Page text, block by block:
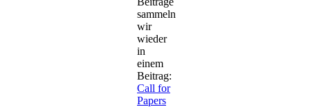
sammeln
wir
wieder
in
einem
Beitrag:
Call for
Papers